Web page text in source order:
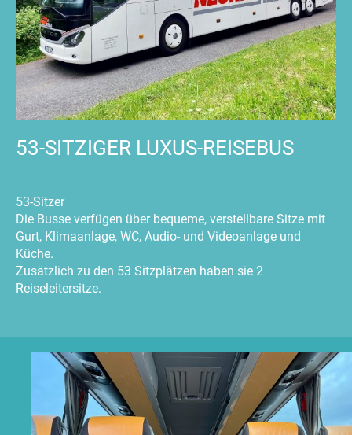
53-SITZIGER LUXUS-REISEBUS
53-Sitzer
Die Busse verfügen über bequeme, verstellbare Sitze mit
Gurt, Klimaanlage, WC, Audio- und Videoanlage und
Küche.
Zusätzlich zu den 53 Sitzplätzen haben sie 2
Reiseleitersitze.